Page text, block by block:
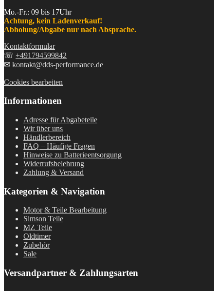
Mo.-Fr.: 09 bis 17Uhr
Achtung, kein Ladenverkauf!
Abholung/Abgabe nur nach Absprache.
Kontaktformular
☏ +491794599842
✉ kontakt@dds-performance.de
Cookies bearbeiten
Informationen
Adresse für Abgabeteile
Wir über uns
Händlerbereich
FAQ – Häufige Fragen
Hinweise zu Batterieentsorgung
Widerrufsbelehrung
Zahlung & Versand
Kategorien & Navigation
Motor & Teile Bearbeitung
Simson Teile
MZ Teile
Oldtimer
Zubehör
Sale
Versandpartner & Zahlungsarten